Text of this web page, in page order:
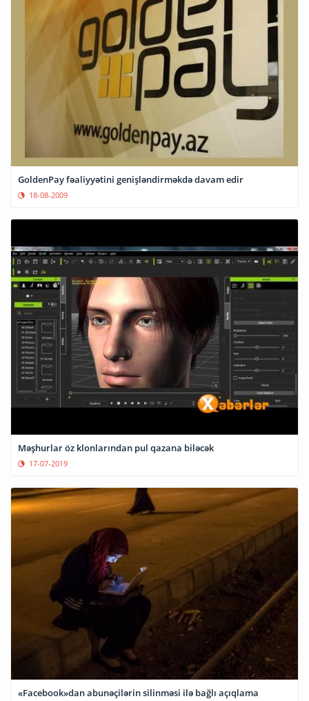
GoldenPay fəaliyyətini genişləndirməkdə davam edir
18-08-2009
Məşhurlar öz klonlarından pul qazana biləcək
17-07-2019
«Facebook»dan abunəçilərin silinməsi ilə bağlı açıqlama